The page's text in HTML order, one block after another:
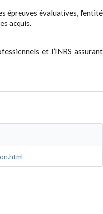
épreuves évaluatives, l'entité
acquis.
et l’INRS assurant